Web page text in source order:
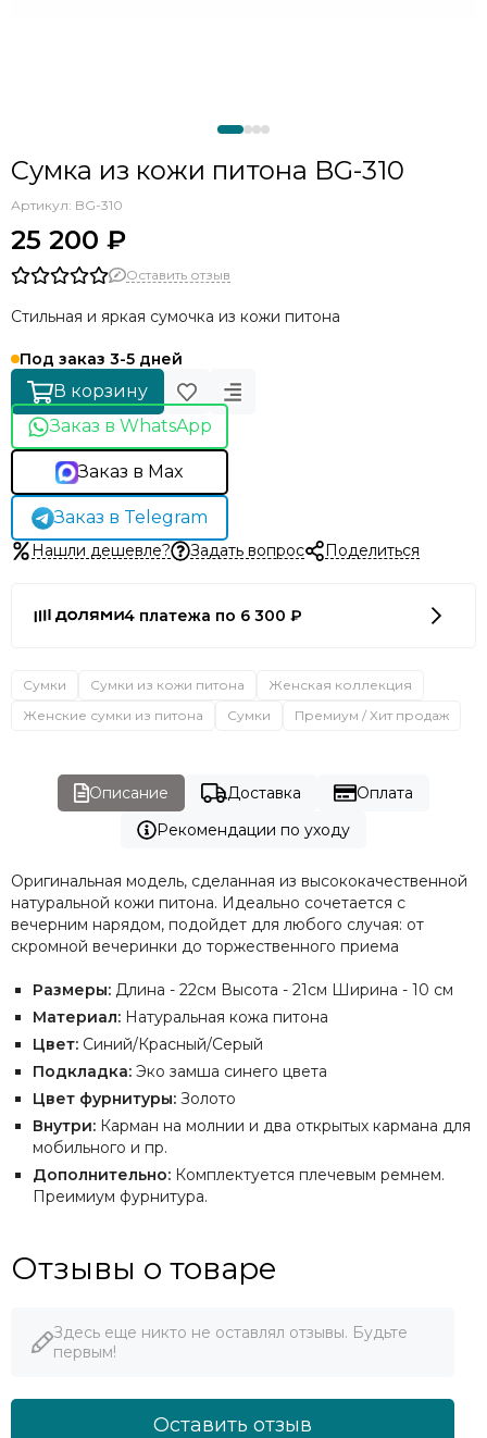
Сумка из кожи питона BG-310
Артикул: BG-310
25 200 ₽
Оставить отзыв
Стильная и яркая сумочка из кожи питона
Под заказ 3-5 дней
В корзину
Заказ в WhatsApp
Заказ в Max
Заказ в Telegram
Нашли дешевле? Задать вопрос Поделиться
4 платежа по 6 300 ₽
Сумки Сумки из кожи питона
Женская коллекция
Женские сумки из питона
Сумки Премиум / Хит продаж
Описание Доставка
Оплата
Рекомендации по уходу
Оригинальная модель, сделанная из высококачественной
натуральной кожи питона. Идеально сочетается с
вечерним нарядом, подойдет для любого случая: от
скромной вечеринки до торжественного приема
Размеры: Длина - 22см Высота - 21см Ширина - 10 см
Материал: Натуральная кожа питона
Цвет: Синий/Красный/Серый
Подкладка: Эко замша синего цвета
Цвет фурнитуры: Золото
Внутри: Карман на молнии и два открытых кармана для
мобильного и пр.
Дополнительно: Комплектуется плечевым ремнем.
Преимиум фурнитура.
Отзывы о товаре
Здесь еще никто не оставлял отзывы. Будьте
первым!
Оставить отзыв